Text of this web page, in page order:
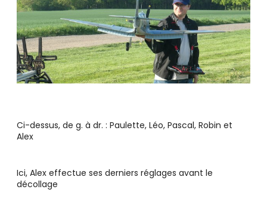
Ci-dessus, de g. à dr. : Paulette, Léo, Pascal, Robin et
Alex
Ici, Alex effectue ses derniers réglages avant le
décollage